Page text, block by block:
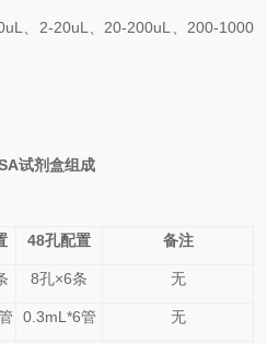
、2-20uL、20-200uL、200-1000
试剂盒组成
48孔配置 备注
8孔×6条 无
0. 3mL*6管 无